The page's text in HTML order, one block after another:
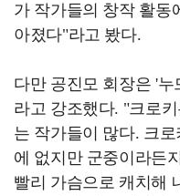
가 작가들의 창작 활동
아졌다"라고 봤다.
다만 공진모 회장은 '누
라고 강조했다. "크로
는 작가들이 많다. 크
에 없지만 군중이라든
빨리 가슴으로 캐치해